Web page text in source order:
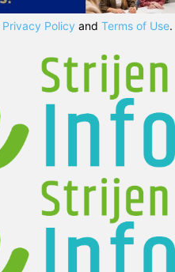
Privacy Policy and Terms of Use.